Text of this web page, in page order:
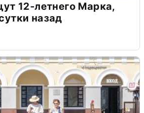
12-летнего Марка,
назад